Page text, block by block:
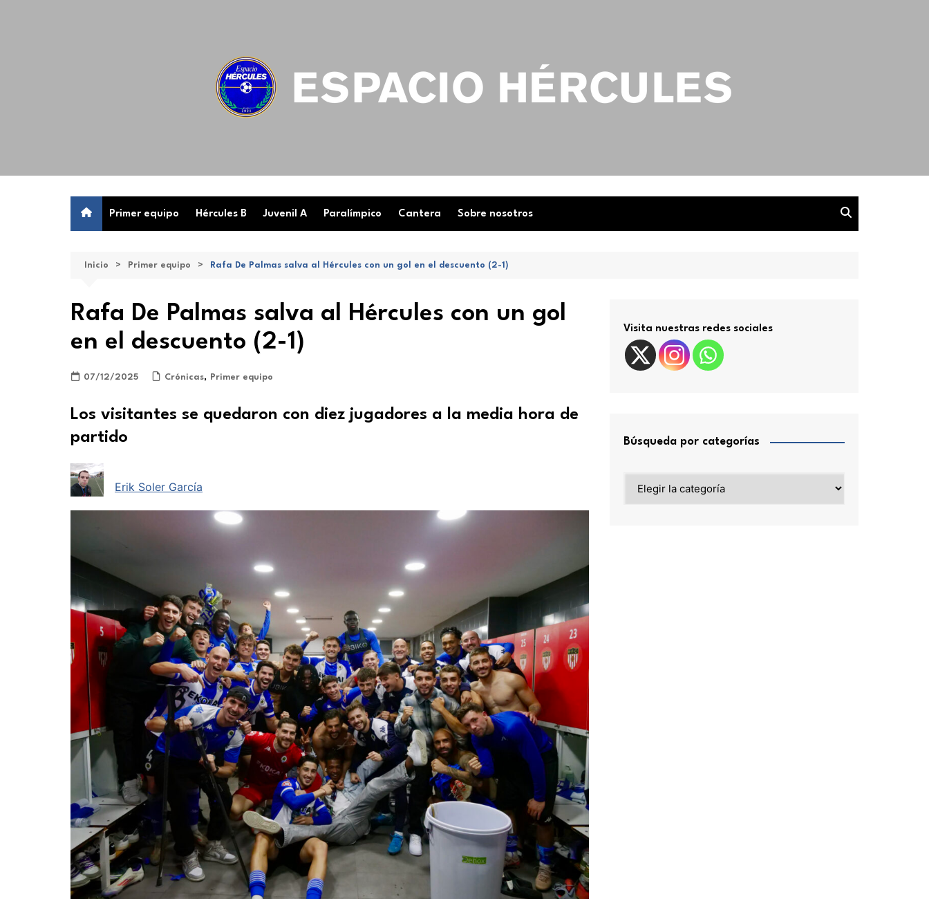
Primer equipo Hércules B Juvenil A Paralímpico Cantera Sobre nosotros
Inicio Primer equipo Rafa De Palmas salva al Hércules con un gol en el descuento (2-1)
Rafa De Palmas salva al Hércules con un gol
en el descuento (2-1)
07/12/2025 Crónicas, Primer equipo
Los visitantes se quedaron con diez jugadores a la media hora de
partido
Erik Soler García
Visita nuestras redes sociales
Búsqueda por categorías